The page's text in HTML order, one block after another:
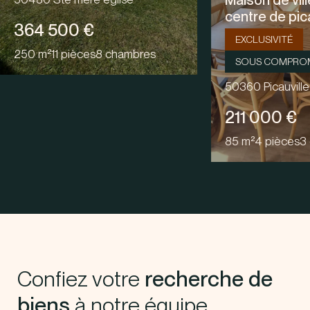
centre de picauville (503...
EXCLUSIVITÉ
SOUS COMPROMIS
Confiez votre recherche de